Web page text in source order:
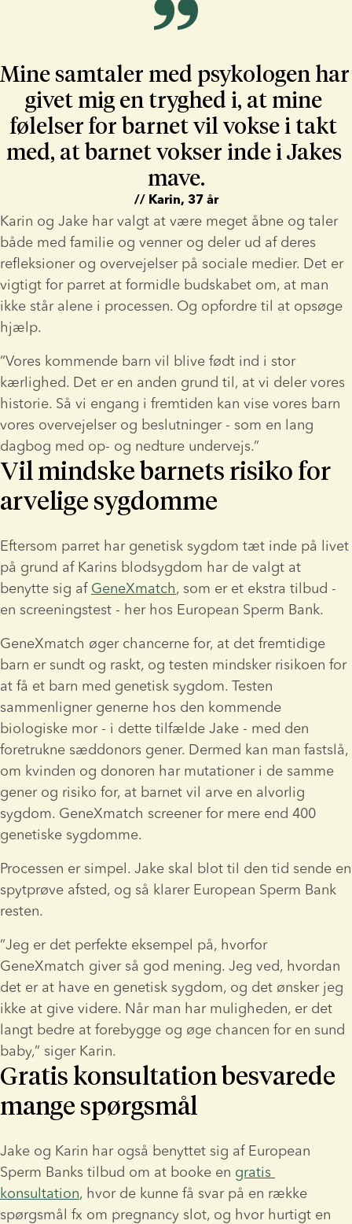
Mine samtaler med psykologen har
givet mig en tryghed i, at mine
følelser for barnet vil vokse i takt
med, at barnet vokser inde i Jakes
mave.
// Karin, 37 år
Karin og Jake har valgt at være meget åbne og taler
både med familie og venner og deler ud af deres
refleksioner og overvejelser på sociale medier. Det er
vigtigt for parret at formidle budskabet om, at man
ikke står alene i processen. Og opfordre til at opsøge
hjælp.
”Vores kommende barn vil blive født ind i stor
kærlighed. Det er en anden grund til, at vi deler vores
historie. Så vi engang i fremtiden kan vise vores barn
vores overvejelser og beslutninger - som en lang
dagbog med op- og nedture undervejs.”
Vil mindske barnets risiko for
arvelige sygdomme
Eftersom parret har genetisk sygdom tæt inde på livet
på grund af Karins blodsygdom har de valgt at
benytte sig af GeneXmatch, som er et ekstra tilbud -
en screeningstest - her hos European Sperm Bank.
GeneXmatch øger chancerne for, at det fremtidige
barn er sundt og raskt, og testen mindsker risikoen for
at få et barn med genetisk sygdom. Testen
sammenligner generne hos den kommende
biologiske mor - i dette tilfælde Jake - med den
foretrukne sæddonors gener. Dermed kan man fastslå,
om kvinden og donoren har mutationer i de samme
gener og risiko for, at barnet vil arve en alvorlig
sygdom. GeneXmatch screener for mere end 400
genetiske sygdomme.
Processen er simpel. Jake skal blot til den tid sende en
spytprøve afsted, og så klarer European Sperm Bank
resten.
”Jeg er det perfekte eksempel på, hvorfor
GeneXmatch giver så god mening. Jeg ved, hvordan
det er at have en genetisk sygdom, og det ønsker jeg
ikke at give videre. Når man har muligheden, er det
langt bedre at forebygge og øge chancen for en sund
baby,” siger Karin.
Gratis konsultation besvarede
mange spørgsmål
Jake og Karin har også benyttet sig af European
Sperm Banks tilbud om at booke en gratis
konsultation, hvor de kunne få svar på en række
spørgsmål fx om pregnancy slot, og hvor hurtigt en